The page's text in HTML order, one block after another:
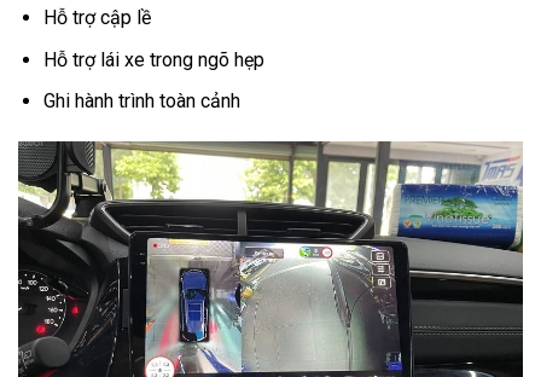
Hỗ trợ cập lề
Hỗ trợ lái xe trong ngõ hẹp
Ghi hành trình toàn cảnh